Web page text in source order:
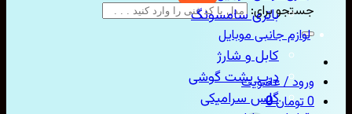
جستجو برای:
ورود / عضویت
تومان0
باتری سامسونگ
لوازم جانبی موبایل
کابل و شارژ
درب پشت گوشی
گلس سرامیکی